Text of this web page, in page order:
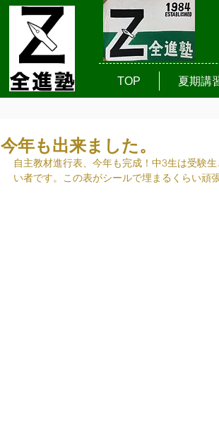
TOP 夏期講
今年も出来ました。
自主教材進行表、今年も完成！中3生は受験
い者です。この表がシールで埋まるくらい頑